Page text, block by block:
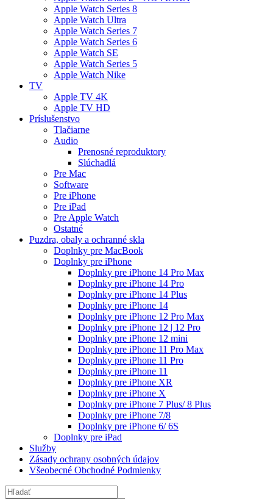
Apple Watch Series 8
Apple Watch Ultra
Apple Watch Series 7
Apple Watch Series 6
Apple Watch SE
Apple Watch Series 5
Apple Watch Nike
TV
Apple TV 4K
Apple TV HD
Príslušenstvo
Tlačiarne
Audio
Prenosné reproduktory
Slúchadlá
Pre Mac
Software
Pre iPhone
Pre iPad
Pre Apple Watch
Ostatné
Puzdra, obaly a ochranné skla
Doplnky pre MacBook
Doplnky pre iPhone
Doplnky pre iPhone 14 Pro Max
Doplnky pre iPhone 14 Pro
Doplnky pre iPhone 14 Plus
Doplnky pre iPhone 14
Doplnky pre iPhone 12 Pro Max
Doplnky pre iPhone 12 | 12 Pro
Doplnky pre iPhone 12 mini
Doplnky pre iPhone 11 Pro Max
Doplnky pre iPhone 11 Pro
Doplnky pre iPhone 11
Doplnky pre iPhone XR
Doplnky pre iPhone X
Doplnky pre iPhone 7 Plus/ 8 Plus
Doplnky pre iPhone 7/8
Doplnky pre iPhone 6/ 6S
Doplnky pre iPad
Služby
Zásady ochrany osobných údajov
Všeobecné Obchodné Podmienky
Search